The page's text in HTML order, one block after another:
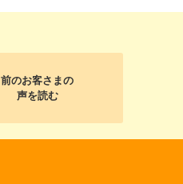
前のお客さまの
声を読む